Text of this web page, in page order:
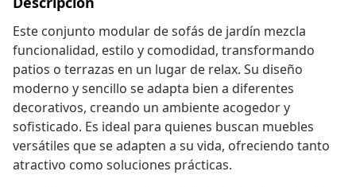
Este conjunto modular de sofás de jardín mezcla
funcionalidad, estilo y comodidad, transformando
patios o terrazas en un lugar de relax. Su diseño
moderno y sencillo se adapta bien a diferentes
decorativos, creando un ambiente acogedor y
sofisticado. Es ideal para quienes buscan muebles
versátiles que se adapten a su vida, ofreciendo tanto
atractivo como soluciones prácticas.